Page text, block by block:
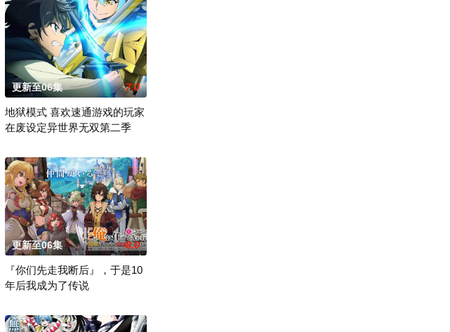
利尊氏的谋反而宣告灭亡。 失去了一切、被推入绝望深渊的幕府正统继承人
元前的赫梯帝国，并长期遭受娜姬雅王后的追杀，目的在于以她为祭品咒杀凯鲁王子。在凯鲁的庇护与指导
更新至06集 7.0
地狱模式 喜欢速通游戏的玩家
在废设定异世界无双第二季
新家人打好关系，但长男·源的态度却异
知名灵能力者·神威除灵。 拥有压倒性灵力的神威，除灵方式却是前所未见的
更新至06集 8.0
『你们先走我断后』，于是10
年后我成为了传说